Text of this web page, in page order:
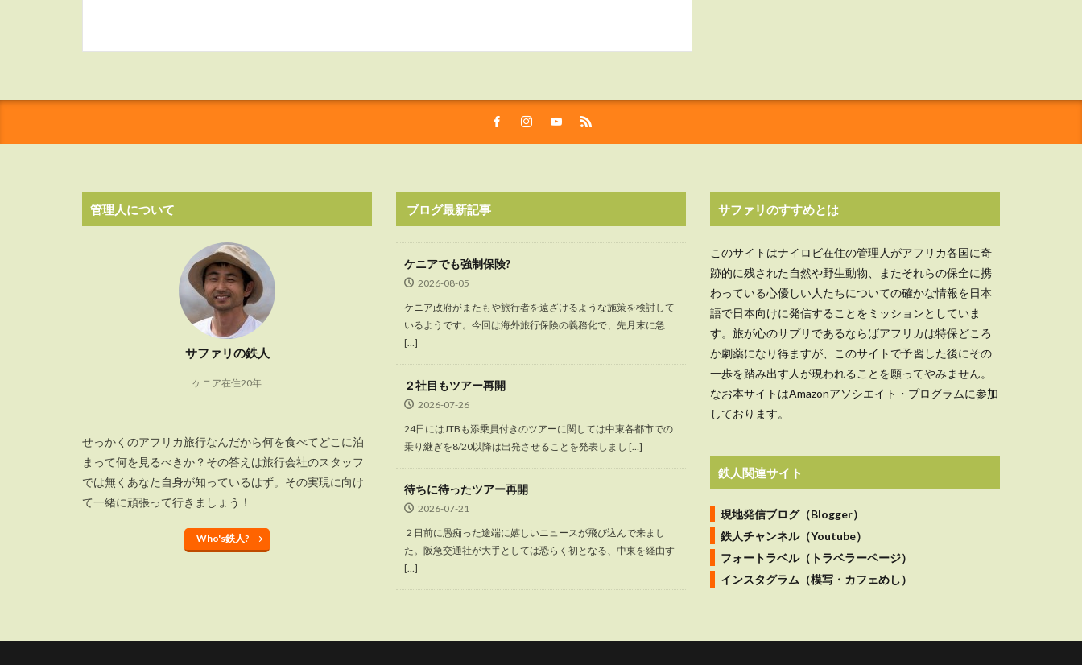
管理人について
サファリの鉄人
ケニア在住20年
せっかくのアフリカ旅行なんだから何を食べてどこに泊
まって何を見るべきか？その答えは旅行会社のスタッフ
では無くあなた自身が知っているはず。その実現に向け
て一緒に頑張って行きましょう！
Who's鉄人?
ブログ最新記事
ケニアでも強制保険?
2026-08-05
ケニア政府がまたもや旅行者を遠ざけるような施策を検討して
いるようです。今回は海外旅行保険の義務化で、先月末に急
[…]
２社目もツアー再開
2026-07-26
24日にはJTBも添乗員付きのツアーに関しては中東各都市での
乗り継ぎを8/20以降は出発させることを発表しまし […]
待ちに待ったツアー再開
2026-07-21
２日前に愚痴った途端に嬉しいニュースが飛び込んで来まし
た。阪急交通社が大手としては恐らく初となる、中東を経由す
[…]
サファリのすすめとは
このサイトはナイロビ在住の管理人がアフリカ各国に奇
跡的に残された自然や野生動物、またそれらの保全に携
わっている心優しい人たちについての確かな情報を日本
語で日本向けに発信することをミッションとしていま
す。旅が心のサプリであるならばアフリカは特保どころ
か劇薬になり得ますが、このサイトで予習した後にその
一歩を踏み出す人が現われることを願ってやみません。
なお本サイトはAmazonアソシエイト・プログラムに参加
しております。
鉄人関連サイト
現地発信ブログ（Blogger）
鉄人チャンネル（Youtube）
フォートラベル（トラベラーページ）
インスタグラム（模写・カフェめし）